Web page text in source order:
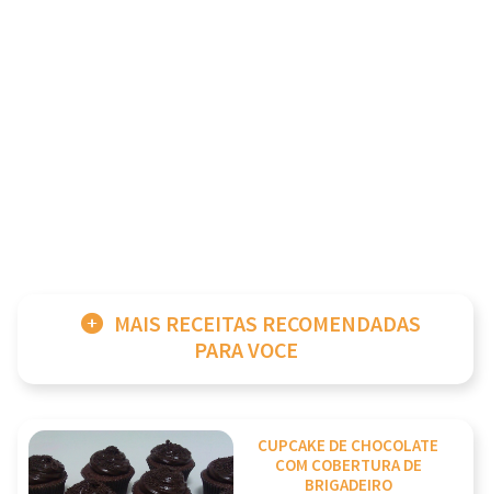
MAIS RECEITAS RECOMENDADAS
PARA VOCE
CUPCAKE DE CHOCOLATE
COM COBERTURA DE
BRIGADEIRO